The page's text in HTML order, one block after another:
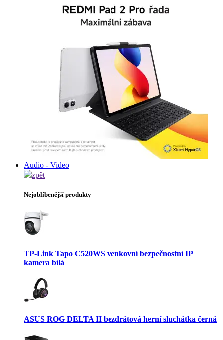
Audio - Video
zpět
Nejoblíbenější produkty
TP-Link Tapo C520WS venkovní bezpečnostní IP
kamera bílá
ASUS ROG DELTA II bezdrátová herní sluchátka černá